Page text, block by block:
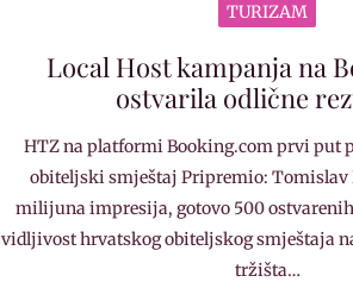
TURIZAM
Local Host kampanja na
ostvarila odlične
HTZ na platformi Booking.com prvi put
obiteljski smještaj Pripremio: Tomislav
milijuna impresija, gotovo 500
vidljivost hrvatskog obiteljskog smještaja
tržišta…